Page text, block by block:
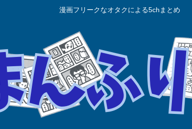
漫画フリークなオタクによる5chまとめ